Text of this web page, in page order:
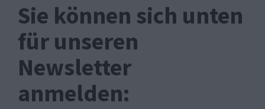
Sie können sich unten
für unseren
Newsletter
anmelden: